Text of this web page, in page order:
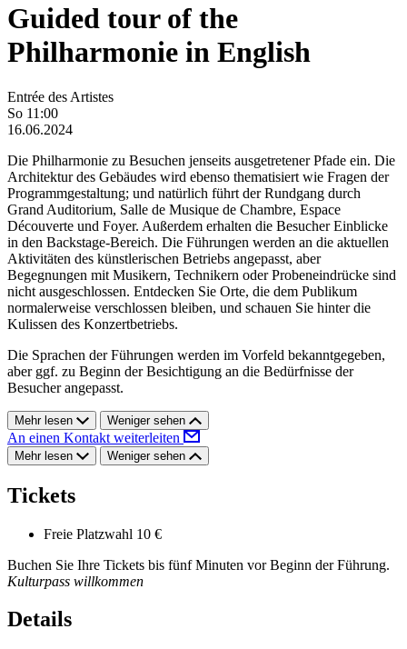
Guided tour of the
Philharmonie in English
Entrée des Artistes
So 11:00
16.06.2024
Die Philharmonie zu Besuchen jenseits ausgetretener Pfade ein. Die
Architektur des Gebäudes wird ebenso thematisiert wie Fragen der
Programmgestaltung; und natürlich führt der Rundgang durch
Grand Auditorium, Salle de Musique de Chambre, Espace
Découverte und Foyer. Außerdem erhalten die Besucher Einblicke
in den Backstage-Bereich. Die Führungen werden an die aktuellen
Aktivitäten des künstlerischen Betriebs angepasst, aber
Begegnungen mit Musikern, Technikern oder Probeneindrücke sind
nicht ausgeschlossen. Entdecken Sie Orte, die dem Publikum
normalerweise verschlossen bleiben, und schauen Sie hinter die
Kulissen des Konzertbetriebs.
Die Sprachen der Führungen werden im Vorfeld bekanntgegeben,
aber ggf. zu Beginn der Besichtigung an die Bedürfnisse der
Besucher angepasst.
Mehr lesen Weniger sehen
An einen Kontakt weiterleiten
Mehr lesen Weniger sehen
Tickets
Freie Platzwahl 10 €
Buchen Sie Ihre Tickets bis fünf Minuten vor Beginn der Führung.
Kulturpass willkommen
Details